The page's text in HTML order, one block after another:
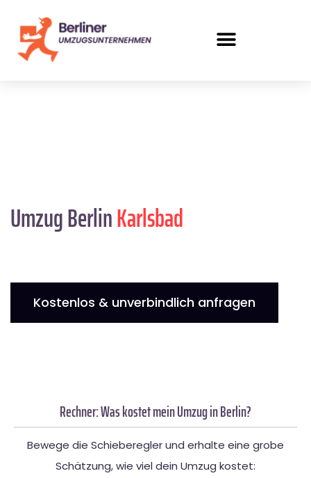
Umzug BerlinKarlsbad
Kostenlos & unverbindlich anfragen
Rechner: Was kostet mein Umzug in Berlin?
Bewege die Schieberegler und erhalte eine grobe
Schätzung, wie viel dein Umzug kostet: